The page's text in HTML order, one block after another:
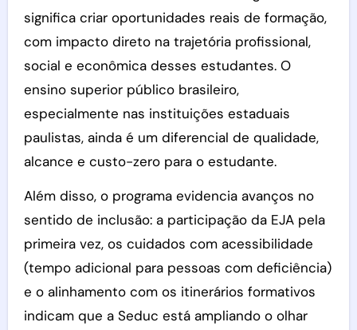
significa criar oportunidades reais de formação,
com impacto direto na trajetória profissional,
social e econômica desses estudantes. O
ensino superior público brasileiro,
especialmente nas instituições estaduais
paulistas, ainda é um diferencial de qualidade,
alcance e custo-zero para o estudante.
Além disso, o programa evidencia avanços no
sentido de inclusão: a participação da EJA pela
primeira vez, os cuidados com acessibilidade
(tempo adicional para pessoas com deficiência)
e o alinhamento com os itinerários formativos
indicam que a Seduc está ampliando o olhar